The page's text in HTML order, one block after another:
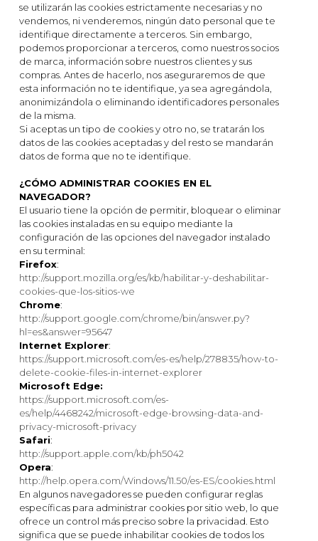
se utilizarán las cookies estrictamente necesarias y no
vendemos, ni venderemos, ningún dato personal que te
identifique directamente a terceros. Sin embargo,
podemos proporcionar a terceros, como nuestros socios
de marca, información sobre nuestros clientes y sus
compras. Antes de hacerlo, nos aseguraremos de que
esta información no te identifique, ya sea agregándola,
anonimizándola o eliminando identificadores personales
de la misma.
Si aceptas un tipo de cookies y otro no, se tratarán los
datos de las cookies aceptadas y del resto se mandarán
datos de forma que no te identifique.
¿CÓMO ADMINISTRAR COOKIES EN EL
NAVEGADOR?
El usuario tiene la opción de permitir, bloquear o eliminar
las cookies instaladas en su equipo mediante la
configuración de las opciones del navegador instalado
en su terminal:
Firefox:
http://support.mozilla.org/es/kb/habilitar-y-deshabilitar-
cookies-que-los-sitios-we
Chrome:
http://support.google.com/chrome/bin/answer.py?
hl=es&answer=95647
Internet Explorer:
https://support.microsoft.com/es-es/help/278835/how-to-
delete-cookie-files-in-internet-explorer
Microsoft Edge:
https://support.microsoft.com/es-
es/help/4468242/microsoft-edge-browsing-data-and-
privacy-microsoft-privacy
Safari:
http://support.apple.com/kb/ph5042
Opera:
http://help.opera.com/Windows/11.50/es-ES/cookies.html
En algunos navegadores se pueden configurar reglas
específicas para administrar cookies por sitio web, lo que
ofrece un control más preciso sobre la privacidad. Esto
significa que se puede inhabilitar cookies de todos los